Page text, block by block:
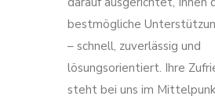
bestmögliche
– schnell, zuverlässig und
lösungsorientiert. Ihre
steht bei uns im